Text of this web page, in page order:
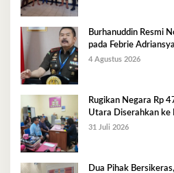
Burhanuddin Resmi
pada Febrie
4 Agustus 2026
Rugikan Negara Rp
Utara Diserahkan ke
31 Juli 2026
Dua Pihak